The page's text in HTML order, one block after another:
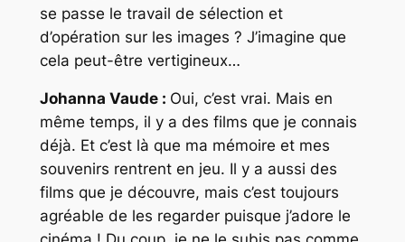
se passe le travail de sélection et
d’opération sur les images ? J’imagine que
cela peut-être vertigineux…
Johanna Vaude : Oui, c’est vrai. Mais en
même temps, il y a des films que je connais
déjà. Et c’est là que ma mémoire et mes
souvenirs rentrent en jeu. Il y a aussi des
films que je découvre, mais c’est toujours
agréable de les regarder puisque j’adore le